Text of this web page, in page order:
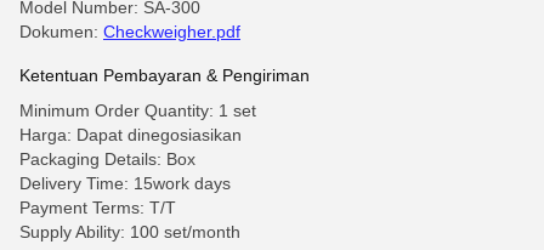
Model Number: SA-300
Dokumen: Checkweigher.pdf
Ketentuan Pembayaran & Pengiriman
Minimum Order Quantity: 1 set
Harga: Dapat dinegosiasikan
Packaging Details: Box
Delivery Time: 15work days
Payment Terms: T/T
Supply Ability: 100 set/month